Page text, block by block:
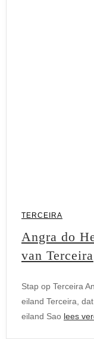
TERCEIRA
Angra do
van Terceira
Stap op Terceira
eiland Terceira,
eiland Sao lees